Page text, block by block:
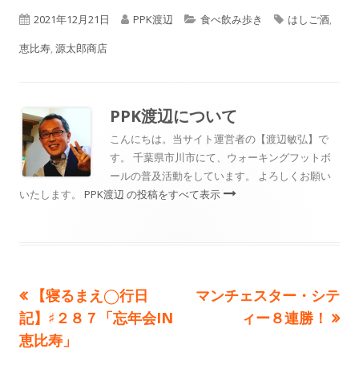
公
開
2021年12月21日
作
PPK渡辺
カ
ー
食べ飲み歩き
タ
はしご酒,
恵比寿,源太郎商店
PPK渡辺について
こんにちは。当サイト運営者の【渡辺敏弘】で
す。 千葉県市川市にて、ウォーキングフットボ
ールの普及活動をしています。 よろしくお願い
いたします。 PPK渡辺 の投稿をすべて表示
投
稿
前
の
記
【寝るまえ◯行日
記】♯２８７「忘年会IN
恵比寿」
次
マンチェスター・シテ
ィー８連勝！